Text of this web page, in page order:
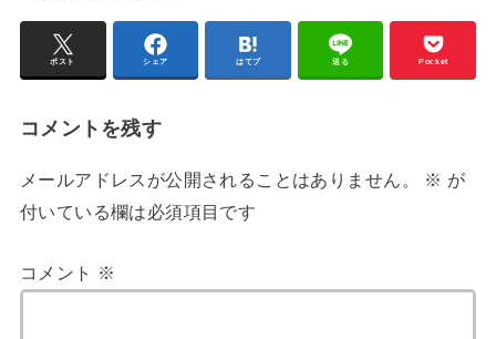
ポスト シェア はてブ 送る Pocket
コメントを残す
メールアドレスが公開されることはありません。 ※ が
付いている欄は必須項目です
コメント ※